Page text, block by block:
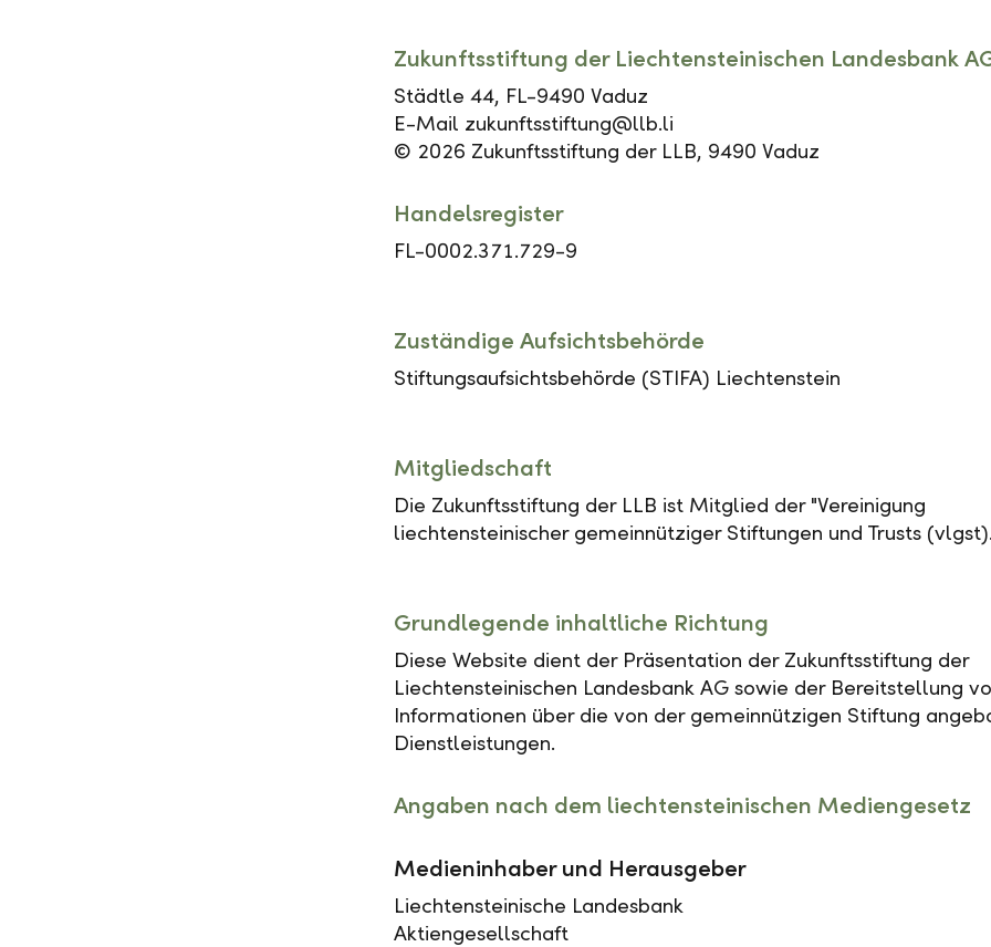
Zukunftsstiftung der Liechtensteinischen Landesbank
Städtle 44, FL-9490 Vaduz
E-Mail zukunftsstiftung@llb.li
© 2026 Zukunftsstiftung der LLB, 9490 Vaduz
Handelsregister
FL-0002.371.729-9
Zuständige Aufsichtsbehörde
Stiftungsaufsichtsbehörde (STIFA) Liechtenstein
Mitgliedschaft
Die Zukunftsstiftung der LLB ist Mitglied der "Vereinigung
liechtensteinischer gemeinnütziger Stiftungen und Trusts
Grundlegende inhaltliche Richtung
Diese Website dient der Präsentation der Zukunftsstiftung der
Liechtensteinischen Landesbank AG sowie der Bereitstellung
Informationen über die von der gemeinnützigen Stiftung
Dienstleistungen.
Angaben nach dem liechtensteinischen Mediengesetz
Medieninhaber und Herausgeber
Liechtensteinische Landesbank
Aktiengesellschaft